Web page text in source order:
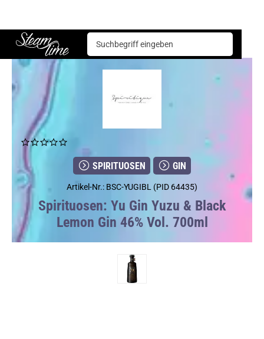
Steam time
Spirituosen Yu Gin Yuzu & Black Lemon Gin 46% Vol. 700ml
SPIRITUOSEN GIN
Artikel-Nr.: BSC-YUGIBL (PID 64435)
Spirituosen: Yu Gin Yuzu & Black
Lemon Gin 46% Vol. 700ml